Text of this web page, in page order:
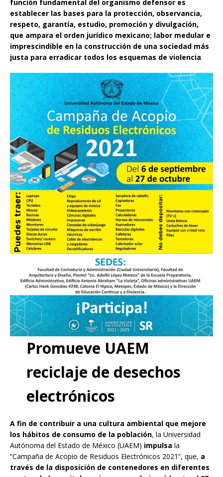
función fundamental del organismo defensor es
establecer las bases para la protección, observancia,
respeto, garantía, estudio, promoción y divulgación,
que ampara el orden jurídico mexicano; labor medular e
imprescindible en la construcción de una sociedad más
justa para erradicar todos los esquemas de violencia.
Promueve UAEM
reciclaje de desechos
electrónicos
A fin de contribuir a una cultura ambiental que mejore
los hábitos de consumo de la población, la Universidad
Autónoma del Estado de México (UAEM) impulsa la
“Campaña de Acopio de Residuos Electrónicos 2021”, que, a
través de la disposición de contenedores en diferentes